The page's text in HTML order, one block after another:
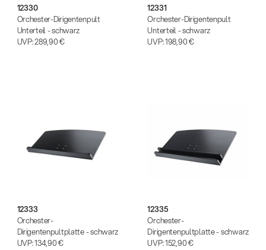
12330
Orchester-Dirigentenpult
Unterteil - schwarz
UVP:289,90 €
12331
Orchester-Dirigentenpult
Unterteil - schwarz
UVP:198,90 €
12333
Orchester-
Dirigentenpultplatte - schwarz
UVP:134,90 €
12335
Orchester-
Dirigentenpultplatte - schwarz
UVP:152,90 €